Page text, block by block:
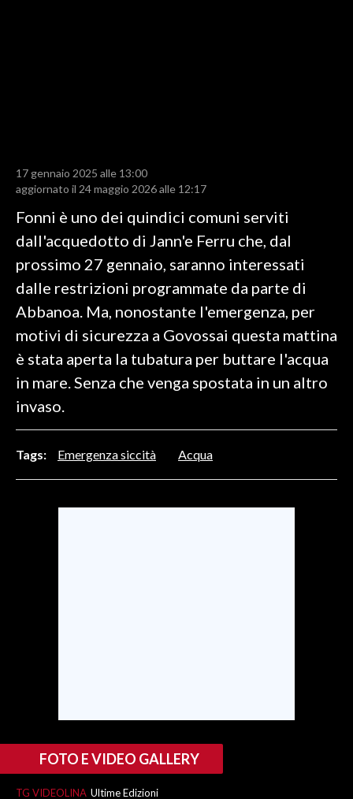
SPORT
RISULTATI E CLASSIFICHE
CALCIO
CALCIO REGIONALE
BASKET
VOLLEY
MOTORI
TENNIS
ALTRI SPORT
SPETTACOLI
INSULARITÀ
17 gennaio 2025 alle 13:00
aggiornato il 24 maggio 2026 alle 12:17
Fonni è uno dei quindici comuni serviti
dall'acquedotto di Jann'e Ferru che, dal
prossimo 27 gennaio, saranno interessati
dalle restrizioni programmate da parte di
Abbanoa. Ma, nonostante l'emergenza, per
motivi di sicurezza a Govossai questa mattina
è stata aperta la tubatura per buttare l'acqua
in mare. Senza che venga spostata in un altro
invaso.
Tags: Emergenza siccità Acqua
FOTO E VIDEO GALLERY
TG VIDEOLINA Ultime Edizioni